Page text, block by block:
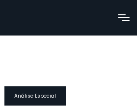
Análise Especial